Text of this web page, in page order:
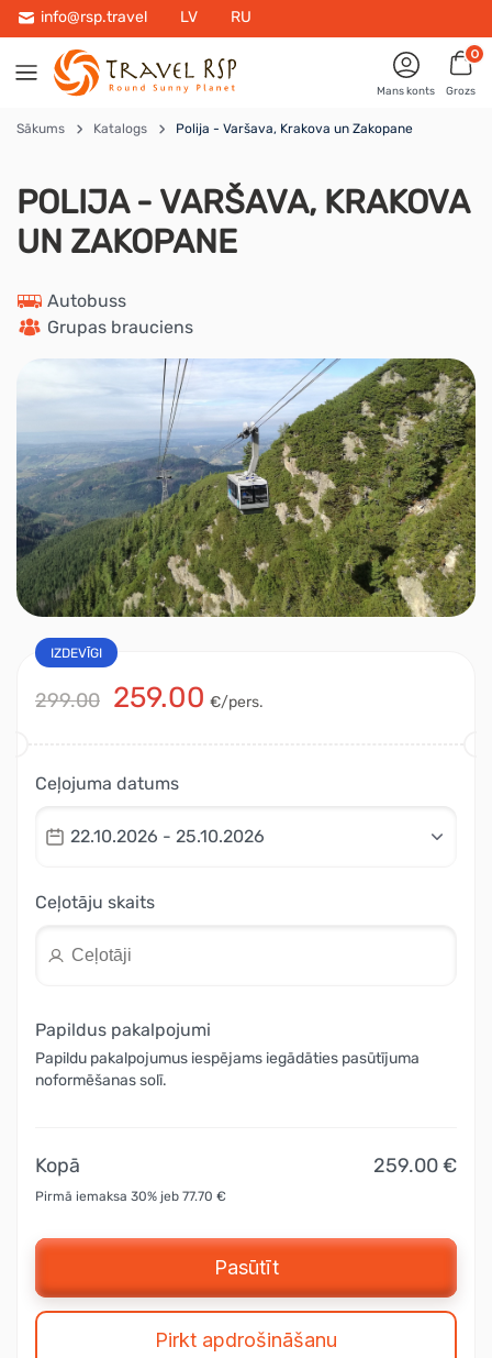
info@rsp.travel LV RU
Mans konts
0
Grozs
Sākums Katalogs Polija - Varšava, Krakova un Zakopane
POLIJA - VARŠAVA, KRAKOVA
UN ZAKOPANE
Autobuss
Grupas brauciens
IZDEVĪGI
299.00 259.00 €/pers.
Ceļojuma datums
22.10.2026 - 25.10.2026
Ceļotāju skaits
Papildus pakalpojumi
Papildu pakalpojumus iespējams iegādāties pasūtījuma
noformēšanas solī.
Kopā 259.00 €
Pirmā iemaksa 30% jeb 77.70 €
Pasūtīt
Pirkt apdrošināšanu